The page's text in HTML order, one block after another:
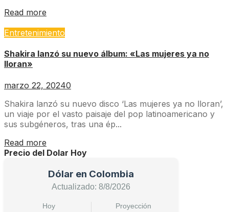
Read more
Entretenimiento
Shakira lanzó su nuevo álbum: «Las mujeres ya no
lloran»
marzo 22, 20240
Shakira lanzó su nuevo disco ‘Las mujeres ya no lloran’,
un viaje por el vasto paisaje del pop latinoamericano y
sus subgéneros, tras una ép...
Read more
Precio del Dolar Hoy
Dólar en Colombia
Actualizado: 8/8/2026
Hoy Proyección